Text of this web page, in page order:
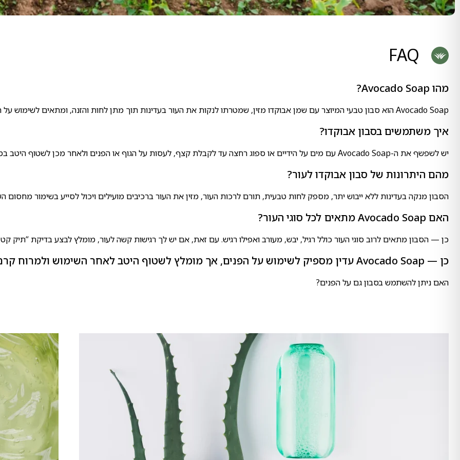
FAQ
מהו Avocado Soap?
Avocado Soap הוא סבון טבעי המיוצר עם שמן אבוקדו מזין, שמטרתו לנקות את העור בעדינות תוך מתן לחות והזנה, ומתאים לשימוש על הפנים והגוף.
איך משתמשים בסבון אבוקדו?
יש לשפשף את ה-Avocado Soap עם מים על הידיים או ספוג רחצה עד לקבלת קצף, לעסות על הגוף או הפנים ולאחר מכן לשטוף היטב במים.
מהם היתרונות של סבון אבוקדו לעור?
הסבון מנקה בעדינות ללא ייבוש יתר, מספק לחות טבעית, תורם לרכות העור, מזין את העור ברכיבים מועילים ויכול לסייע בשימור מחסום
האם Avocado Soap מתאים לכל סוגי העור?
כן — הסבון מתאים לרוב סוגי העור כולל רגיל, יבש, מעורב ואפילו רגיש. עם זאת, אם יש לך רגישות קשה לעור, מומלץ לבצע בדיקת “תיק
כן — Avocado Soap עדין מספיק לשימוש על הפנים, אך מומלץ לשטוף היטב לאחר השימוש ולמרוח קרם לחות על מנת לשמור על איזון הלחות בעור.
האם ניתן להשתמש בסבון גם על הפנים?